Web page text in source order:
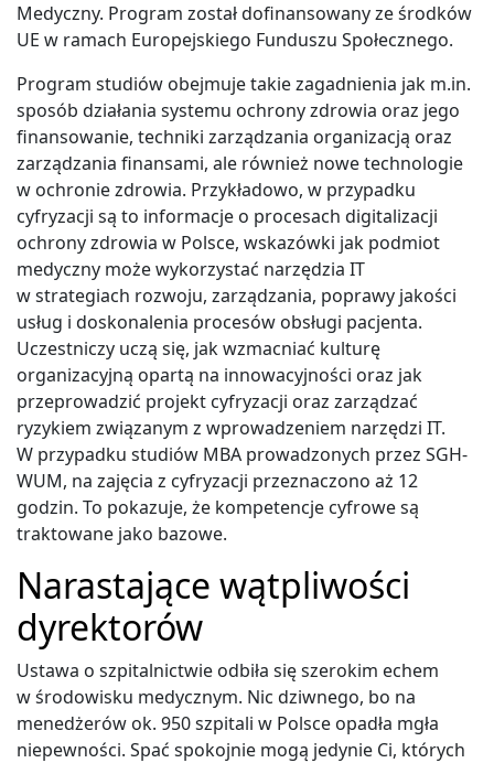
Medyczny. Program został dofinansowany ze środków
UE w ramach Europejskiego Funduszu Społecznego.
Program studiów obejmuje takie zagadnienia jak m.in.
sposób działania systemu ochrony zdrowia oraz jego
finansowanie, techniki zarządzania organizacją oraz
zarządzania finansami, ale również nowe technologie
w ochronie zdrowia. Przykładowo, w przypadku
cyfryzacji są to informacje o procesach digitalizacji
ochrony zdrowia w Polsce, wskazówki jak podmiot
medyczny może wykorzystać narzędzia IT
w strategiach rozwoju, zarządzania, poprawy jakości
usług i doskonalenia procesów obsługi pacjenta.
Uczestniczy uczą się, jak wzmacniać kulturę
organizacyjną opartą na innowacyjności oraz jak
przeprowadzić projekt cyfryzacji oraz zarządzać
ryzykiem związanym z wprowadzeniem narzędzi IT.
W przypadku studiów MBA prowadzonych przez SGH-
WUM, na zajęcia z cyfryzacji przeznaczono aż 12
godzin. To pokazuje, że kompetencje cyfrowe są
traktowane jako bazowe.
Narastające wątpliwości
dyrektorów
Ustawa o szpitalnictwie odbiła się szerokim echem
w środowisku medycznym. Nic dziwnego, bo na
menedżerów ok. 950 szpitali w Polsce opadła mgła
niepewności. Spać spokojnie mogą jedynie Ci, których